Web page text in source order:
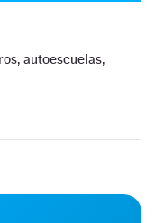
autoescuelas,